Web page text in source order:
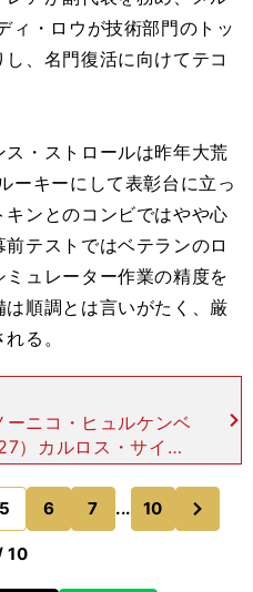
ィ・ロウが技術部門のトッ
、名門復活に向けてテコ
・ストロールは昨年大荒
ーキーにして表彰台に立っ
ンとのコンビではやや心
テストではベテランのロ
ュレーター作業の精度を
順調とは言いがたく、厳
る。
ーニコ・ヒュルケンベ
）カルロス・サイン
） ワークス復帰３
によってスタッフ数
5 6 7 ... 10
10